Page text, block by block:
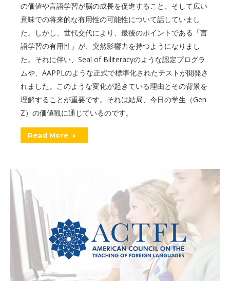
の価値や言語学習が脳の成長を促進すること、そして広い
意味での将来的な有用性の可能性について話していまし
た。しかし、世代交代により、最後のポイントである「言
語学習の有用性」が、突然影響力を持つようになりまし
た。それに伴い、Seal of Biliteracyのような認定プログラ
ムや、AAPPLのような正式で標準化されたテストが開発さ
れました。このような変化が起きている理由とその背景を
理解することが重要です。それは結局、今日の学生（Gen
Z）の価値観に通じているのです。
Read More